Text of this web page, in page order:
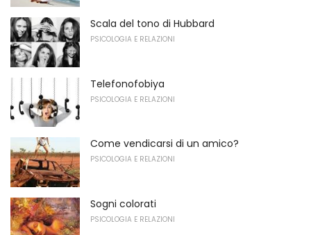
Scala del tono di Hubbard
PSICOLOGIA E RELAZIONI
Telefonofobiya
PSICOLOGIA E RELAZIONI
Come vendicarsi di un amico?
PSICOLOGIA E RELAZIONI
Sogni colorati
PSICOLOGIA E RELAZIONI